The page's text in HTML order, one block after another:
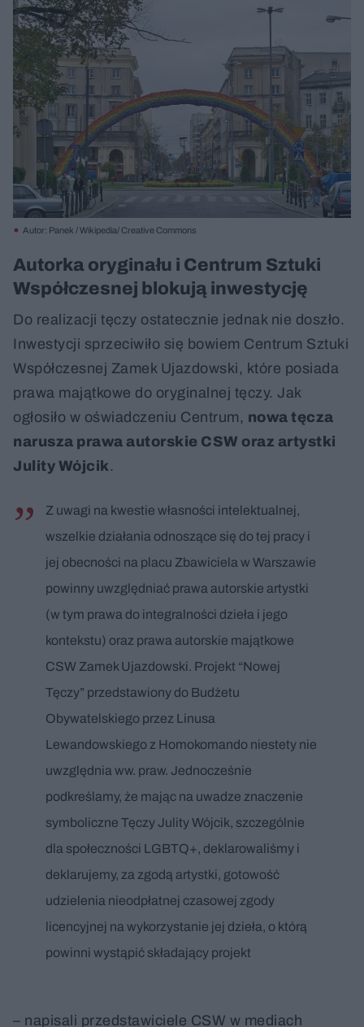
Autor: Panek / Wikipedia/ Creative Commons
Autorka oryginału i Centrum Sztuki
Współczesnej blokują inwestycję
Do realizacji tęczy ostatecznie jednak nie doszło.
Inwestycji sprzeciwiło się bowiem Centrum Sztuki
Współczesnej Zamek Ujazdowski, które posiada
prawa majątkowe do oryginalnej tęczy. Jak
ogłosiło w oświadczeniu Centrum, nowa tęcza
narusza prawa autorskie CSW oraz artystki
Julity Wójcik .
Z uwagi na kwestie własności intelektualnej,
wszelkie działania odnoszące się do tej pracy i
jej obecności na placu Zbawiciela w Warszawie
powinny uwzględniać prawa autorskie artystki
(w tym prawa do integralności dzieła i jego
kontekstu) oraz prawa autorskie majątkowe
CSW Zamek Ujazdowski. Projekt “Nowej
Tęczy” przedstawiony do Budżetu
Obywatelskiego przez Linusa
Lewandowskiego z Homokomando niestety nie
uwzględnia ww. praw. Jednocześnie
podkreślamy, że mając na uwadze znaczenie
symboliczne Tęczy Julity Wójcik, szczególnie
dla społeczności LGBTQ+, deklarowaliśmy i
deklarujemy, za zgodą artystki, gotowość
udzielenia nieodpłatnej czasowej zgody
licencyjnej na wykorzystanie jej dzieła, o którą
powinni wystąpić składający projekt
– napisali przedstawiciele CSW w mediach